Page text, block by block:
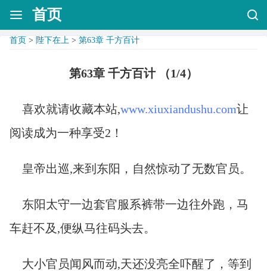
首页
首页 > 陛下在上 > 第63章 千方百计
第63章 千方百计 （1/4）
喜欢就请收藏本站,www.xiuxiandushu.com让
阅读成为一种享受2！
皇帝出巡,来到东阳，自然惊动了无数官员。
东阳太守一边套官服系裤带一边往外跑，马
车赶不及,便纵马往码头去。
大小官员闻风而动,天还没亮全吓醒了，等到